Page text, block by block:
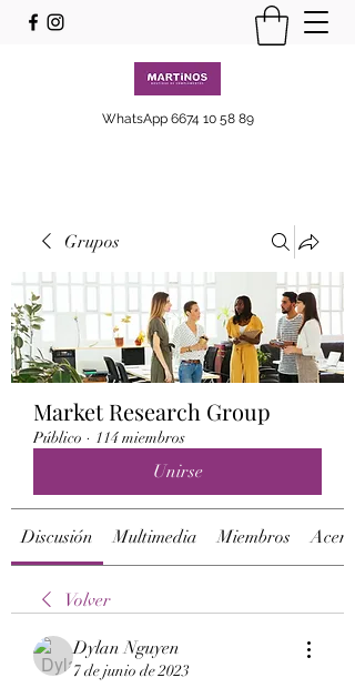
WhatsApp 6674 10 58 89
Grupos
Market Research Group
Público · 114 miembros
Unirse
Discusión Multimedia Miembros
Volver
Dylan Nguyen
7 de junio de 2023